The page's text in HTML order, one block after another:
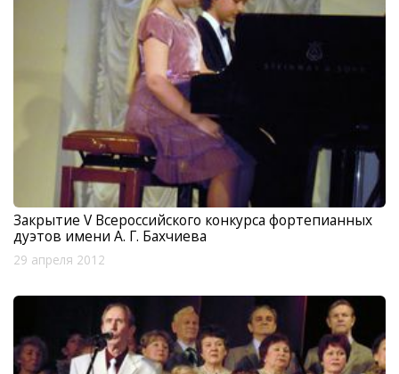
Закрытие V Всероссийского конкурса фортепианных
дуэтов имени А. Г. Бахчиева
29 апреля 2012